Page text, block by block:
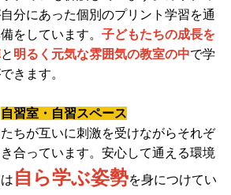
分にあった個別のプリント学習を通
をしています。子どもたちの成長を
と 明るく元気な雰囲気の教室の中で学
きます。
自習室・自習スペース
ちが互いに刺激を受けながらそれぞ
合っています。安心して通える環境
自ら学ぶ姿勢を身につけてい